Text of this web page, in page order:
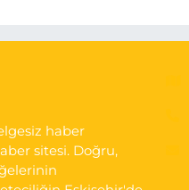
haber
sitesi. Doğru,